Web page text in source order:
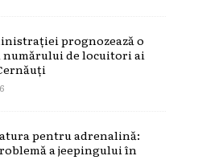
prognozează o
numărului de locuitori ai
pentru adrenalină:
a jeepingului în